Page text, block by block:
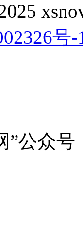
号-
”公众号